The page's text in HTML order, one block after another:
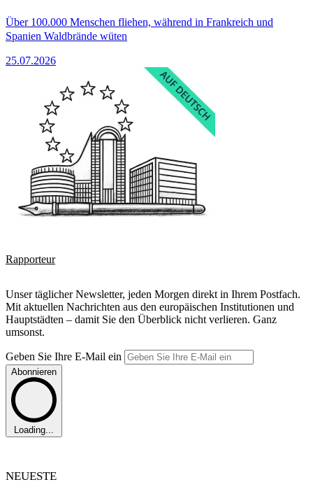
Über 100.000 Menschen fliehen, während in Frankreich und
Spanien Waldbrände wüten
25.07.2026
Rapporteur
Unser täglicher Newsletter, jeden Morgen direkt in Ihrem Postfach.
Mit aktuellen Nachrichten aus den europäischen Institutionen und
Hauptstädten – damit Sie den Überblick nicht verlieren. Ganz
umsonst.
Geben Sie Ihre E-Mail ein
Abonnieren
Loading...
NEUESTE